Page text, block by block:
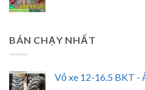
BÁN CHẠY NHẤT
Vỏ xe 12-16.5 BKT -